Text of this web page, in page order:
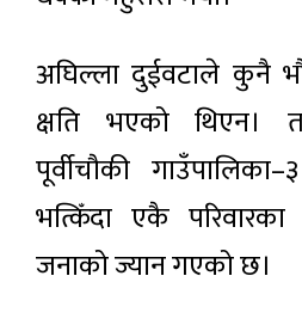
अघिल्ला दुईवटाले कुनै
क्षति भएको थिएन।
पूर्वीचौकी
भत्किँदा एकै
जनाको ज्यान गएको छ।